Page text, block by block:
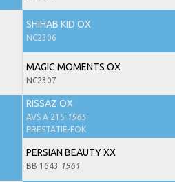
SHIHAB KID OX
NC2306
MAGIC MOMENTS OX
NC2307
RISSAZ OX
AVS A 215 1965
PRESTATIE-FOK
PERSIAN BEAUTY XX
BB 1643 1961